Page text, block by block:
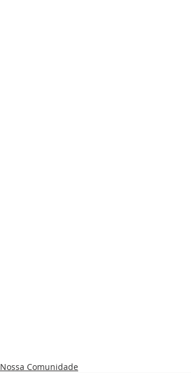
Nossa Comunidade